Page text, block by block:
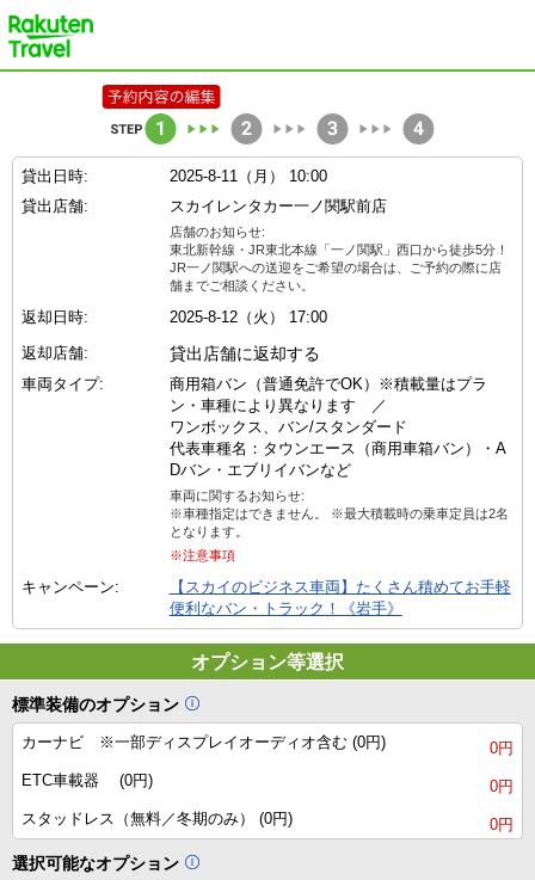
貸出日時:
2025-8-11（月） 10:00
貸出店舗:
スカイレンタカー一ノ関駅前店
店舗のお知らせ:
東北新幹線・JR東北本線「一ノ関駅」西口から徒歩5分！
JR一ノ関駅への送迎をご希望の場合は、ご予約の際に店
舗までご相談ください。
返却日時:
2025-8-12（火） 17:00
返却店舗:
貸出店舗に返却する
車両タイプ:
商用箱バン（普通免許でOK）※積載量はプラ
ン・車種により異なります ／
ワンボックス、バン/スタンダード
代表車種名：タウンエース（商用車箱バン）・A
Dバン・エブリイバンなど
車両に関するお知らせ:
※車種指定はできません。 ※最大積載時の乗車定員は2名
となります。
※注意事項
キャンペーン:
【スカイのビジネス車両】たくさん積めてお手軽
便利なバン・トラック！《岩手》
オプション等選択
標準装備のオプション
カーナビ ※一部ディスプレイオーディオ含む (0円)
0円
ETC車載器 (0円)
0円
スタッドレス（無料／冬期のみ） (0円)
0円
選択可能なオプション